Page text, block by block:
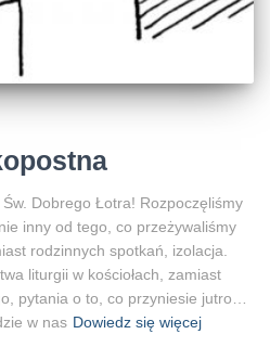
Dobrego Łotra! Rozpoczęliśmy
inny od tego, co przeżywaliśmy
rodzinnych spotkań, izolacja.
liturgii w kościołach, zamiast
pytania o to, co przyniesie jutro…
w nas Dowiedz się więcej